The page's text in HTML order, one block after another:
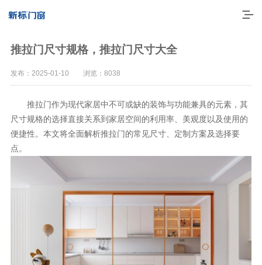
一体化产品
门窗实力派
推拉门尺寸规格，推拉门尺寸大全
发布：2025-01-10 浏览：8038
推拉门作为现代家居中不可或缺的装饰与功能兼具的元素，其
尺寸规格的选择直接关系到家居空间的利用率、美观度以及使用的
便捷性。本文将全面解析推拉门的常见尺寸、定制方案及选择要
点。